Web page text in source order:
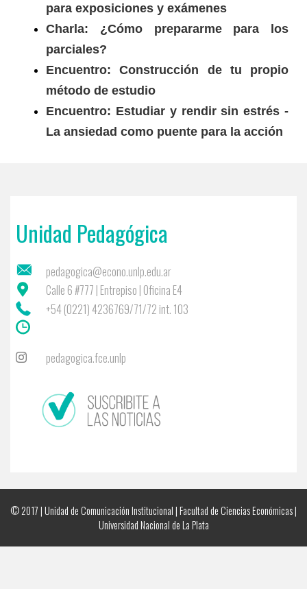
para exposiciones y exámenes
Charla: ¿Cómo prepararme para los
parciales?
Encuentro: Construcción de tu propio
método de estudio
Encuentro: Estudiar y rendir sin estrés -
La ansiedad como puente para la acción
Unidad Pedagógica
pedagogica@econo.unlp.edu.ar
Calle 6 #777 | Entrepiso | Oficina E4
+54 (0221) 4236769/71/72 int. 103
pedagogica.fce.unlp
© 2017 | Unidad de Comunicación Institucional | Facultad de Ciencias Económicas |
Universidad Nacional de La Plata